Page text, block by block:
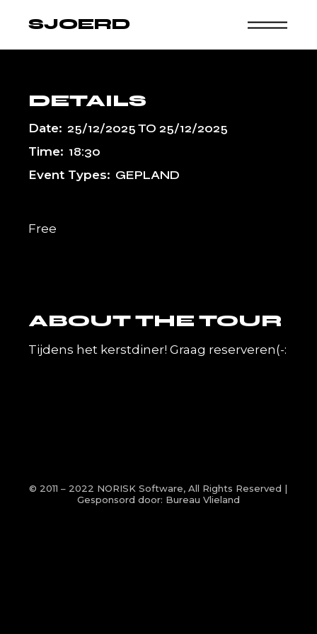
SJOERD
DETAILS
Date: 25/12/2025TO25/12/2025
Time: 18:30
Event Types: GEPLAND
Free
ABOUT THE TOUR
Tijdens het kerstdiner! Graag reserveren(-:
© 2011 – 2022 NORISK Software, All Rights Reserved |
Gesponsord door: Bureau Vlieland